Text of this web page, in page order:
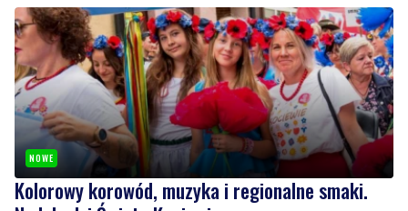
Weekend pełen atrakcji w powiecie słupskim.
Sprawdź, co zaplanowano